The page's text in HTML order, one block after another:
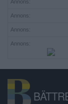
Annons:
Annons:
Annons:
Annons: